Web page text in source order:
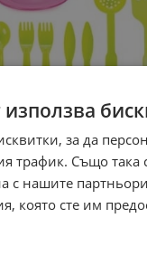
използва
за да
трафик. Също така
с нашите
която сте им